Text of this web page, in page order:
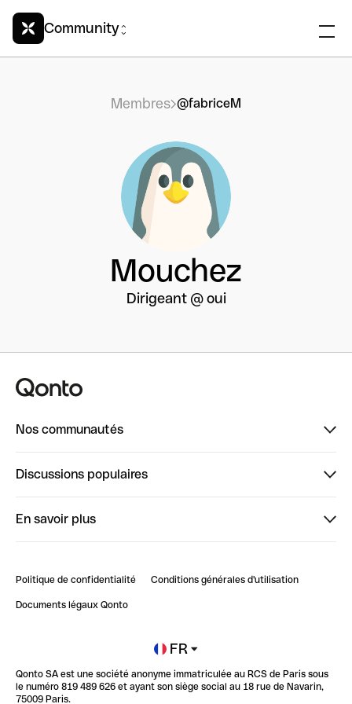
Community
Membres @fabriceM
Mouchez
Dirigeant @ oui
Nos communautés
ClubQonto
Discussions populaires
Impact de l'IA sur les carrières/productivité
En savoir plus
Blog
Newsroom
Glossaire finance
Politique de confidentialité Conditions générales d'utilisation
Documents légaux Qonto
FR
Qonto SA est une société anonyme immatriculée au RCS de Paris sous
le numéro 819 489 626 et ayant son siège social au 18 rue de Navarin,
75009 Paris.